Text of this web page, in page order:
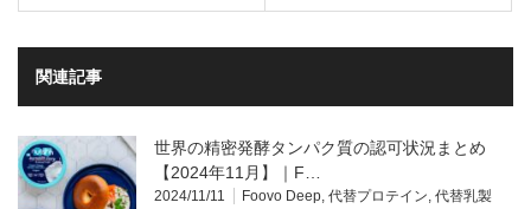
関連記事
世界の精密発酵タンパク質の認可状況まとめ
【2024年11月】｜F…
2024/11/11 Foovo Deep, 代替プロテイン, 代替乳製